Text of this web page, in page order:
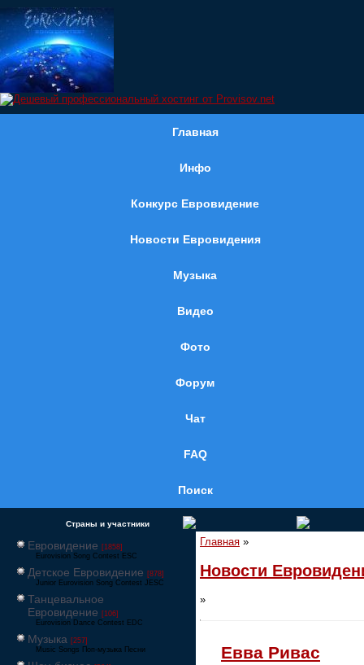
Главная
Инфо
Конкурс Евровидение
Новости Евровидения
Музыка
Видео
Фото
Форум
Чат
FAQ
Поиск
Страны и участники
Евровидение [1858]
Eurovision Song Contest ESC
Детское Евровидение [878]
Junior Eurovision Song Contest JESC
Танцевальное
Евровидение [106]
Eurovision Dance Contest EDC
Музыка [257]
Music Songs Поп-музыка Песни
Главная »
Новости
»
Евва Ривас